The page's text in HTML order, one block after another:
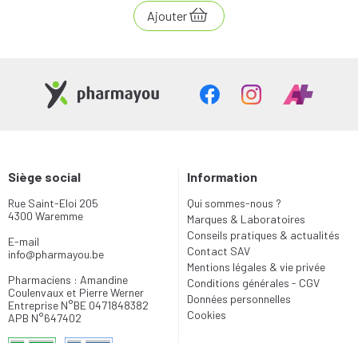
Ajouter
Siège social
Rue Saint-Eloi 205
4300 Waremme
E-mail
info@pharmayou.be
Pharmaciens : Amandine
Coulenvaux et Pierre Werner
Entreprise N°BE 0471848382
APB N°647402
Information
Qui sommes-nous ?
Marques & Laboratoires
Conseils pratiques & actualités
Contact SAV
Mentions légales & vie privée
Conditions générales - CGV
Données personnelles
Cookies